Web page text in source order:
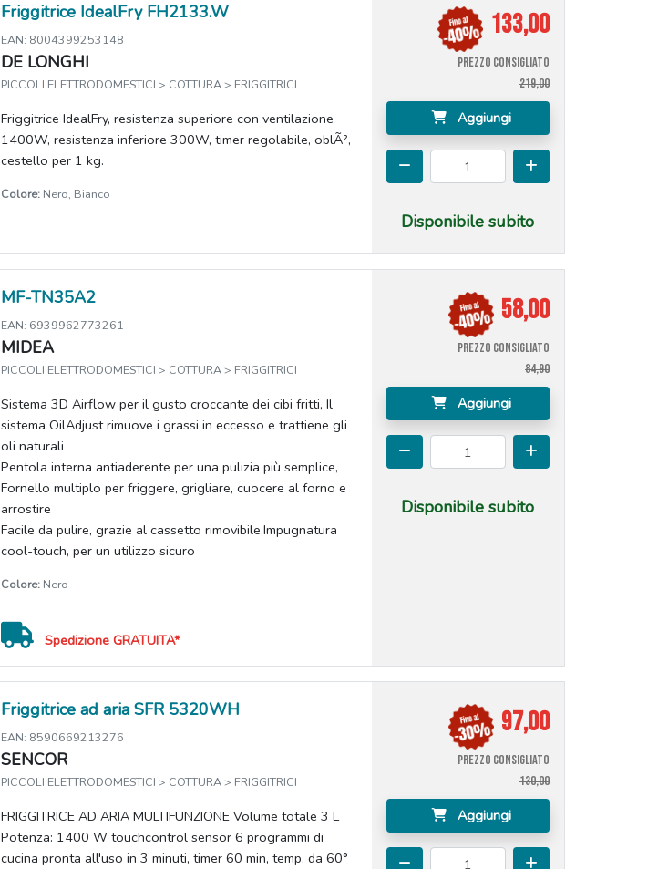
Friggitrice IdealFry FH2133.W
EAN: 8004399253148
DE LONGHI
PICCOLI ELETTRODOMESTICI > COTTURA > FRIGGITRICI
Friggitrice IdealFry, resistenza superiore con ventilazione
1400W, resistenza inferiore 300W, timer regolabile, oblÃ²,
cestello per 1 kg.
Colore: Nero, Bianco
133,00
PREZZO CONSIGLIATO
219,00
Aggiungi
Disponibile subito
MF-TN35A2
EAN: 6939962773261
MIDEA
PICCOLI ELETTRODOMESTICI > COTTURA > FRIGGITRICI
Sistema 3D Airflow per il gusto croccante dei cibi fritti, Il
sistema OilAdjust rimuove i grassi in eccesso e trattiene gli
oli naturali
Pentola interna antiaderente per una pulizia più semplice,
Fornello multiplo per friggere, grigliare, cuocere al forno e
arrostire
Facile da pulire, grazie al cassetto rimovibile,Impugnatura
cool-touch, per un utilizzo sicuro
Colore: Nero
Spedizione GRATUITA*
58,00
PREZZO CONSIGLIATO
84,90
Aggiungi
Disponibile subito
Friggitrice ad aria SFR 5320WH
EAN: 8590669213276
SENCOR
PICCOLI ELETTRODOMESTICI > COTTURA > FRIGGITRICI
FRIGGITRICE AD ARIA MULTIFUNZIONE Volume totale 3 L
Potenza: 1400 W touchcontrol sensor 6 programmi di
cucina pronta all'uso in 3 minuti, timer 60 min, temp. da 60°
97,00
PREZZO CONSIGLIATO
130,00
Aggiungi